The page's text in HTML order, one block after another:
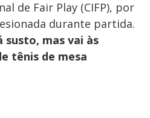
de Fair Play (CIFP), por
durante partida.
susto, mas vai às
tênis de mesa